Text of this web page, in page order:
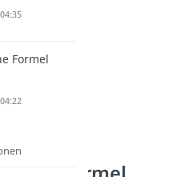
zur 1.
Formel